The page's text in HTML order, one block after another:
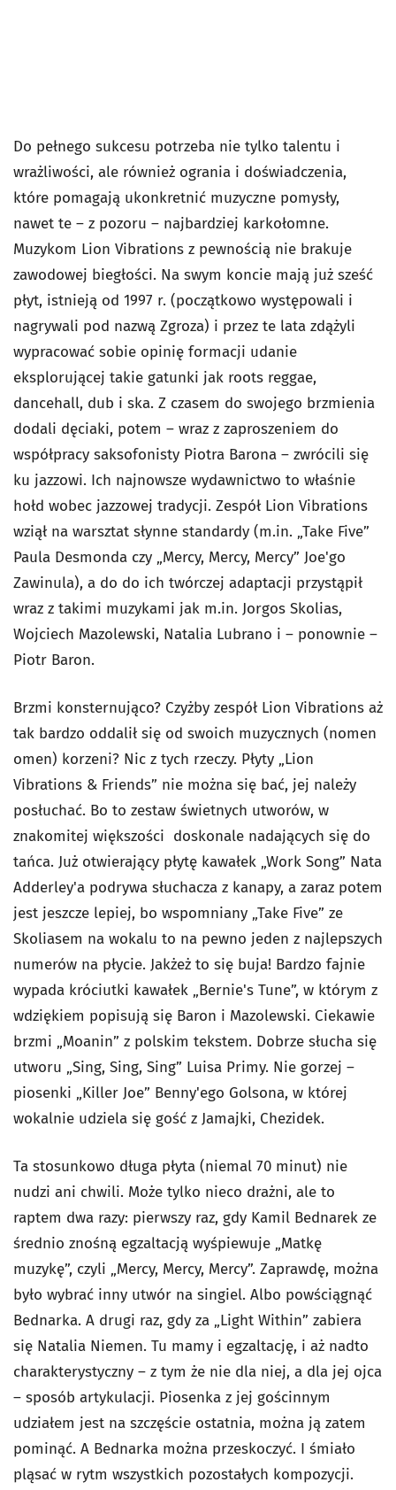
Do pełnego sukcesu potrzeba nie tylko talentu i
wrażliwości, ale również ogrania i doświadczenia,
które pomagają ukonkretnić muzyczne pomysły,
nawet te – z pozoru – najbardziej karkołomne.
Muzykom Lion Vibrations z pewnością nie brakuje
zawodowej biegłości. Na swym koncie mają już sześć
płyt, istnieją od 1997 r. (początkowo występowali i
nagrywali pod nazwą Zgroza) i przez te lata zdążyli
wypracować sobie opinię formacji udanie
eksplorującej takie gatunki jak roots reggae,
dancehall, dub i ska. Z czasem do swojego brzmienia
dodali dęciaki, potem – wraz z zaproszeniem do
współpracy saksofonisty Piotra Barona – zwrócili się
ku jazzowi. Ich najnowsze wydawnictwo to właśnie
hołd wobec jazzowej tradycji. Zespół Lion Vibrations
wziął na warsztat słynne standardy (m.in. „Take Five”
Paula Desmonda czy „Mercy, Mercy, Mercy” Joe'go
Zawinula), a do do ich twórczej adaptacji przystąpił
wraz z takimi muzykami jak m.in. Jorgos Skolias,
Wojciech Mazolewski, Natalia Lubrano i – ponownie –
Piotr Baron.
Brzmi konsternująco? Czyżby zespół Lion Vibrations aż
tak bardzo oddalił się od swoich muzycznych (nomen
omen) korzeni? Nic z tych rzeczy. Płyty „Lion
Vibrations & Friends” nie można się bać, jej należy
posłuchać. Bo to zestaw świetnych utworów, w
znakomitej większości doskonale nadających się do
tańca. Już otwierający płytę kawałek „Work Song” Nata
Adderley'a podrywa słuchacza z kanapy, a zaraz potem
jest jeszcze lepiej, bo wspomniany „Take Five” ze
Skoliasem na wokalu to na pewno jeden z najlepszych
numerów na płycie. Jakżeż to się buja! Bardzo fajnie
wypada króciutki kawałek „Bernie's Tune”, w którym z
wdziękiem popisują się Baron i Mazolewski. Ciekawie
brzmi „Moanin” z polskim tekstem. Dobrze słucha się
utworu „Sing, Sing, Sing” Luisa Primy. Nie gorzej –
piosenki „Killer Joe” Benny'ego Golsona, w której
wokalnie udziela się gość z Jamajki, Chezidek.
Ta stosunkowo długa płyta (niemal 70 minut) nie
nudzi ani chwili. Może tylko nieco drażni, ale to
raptem dwa razy: pierwszy raz, gdy Kamil Bednarek ze
średnio znośną egzaltacją wyśpiewuje „Matkę
muzykę”, czyli „Mercy, Mercy, Mercy”. Zaprawdę, można
było wybrać inny utwór na singiel. Albo powściągnąć
Bednarka. A drugi raz, gdy za „Light Within” zabiera
się Natalia Niemen. Tu mamy i egzaltację, i aż nadto
charakterystyczny – z tym że nie dla niej, a dla jej ojca
– sposób artykulacji. Piosenka z jej gościnnym
udziałem jest na szczęście ostatnia, można ją zatem
pominąć. A Bednarka można przeskoczyć. I śmiało
pląsać w rytm wszystkich pozostałych kompozycji.